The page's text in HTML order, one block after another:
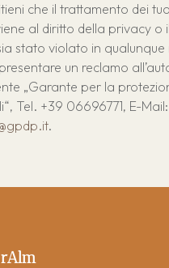
che il trattamento dei
al diritto della privacy o
stato violato in qualunque
un reclamo
„Garante per la
Tel. +39 06696771, E-Mail:
.